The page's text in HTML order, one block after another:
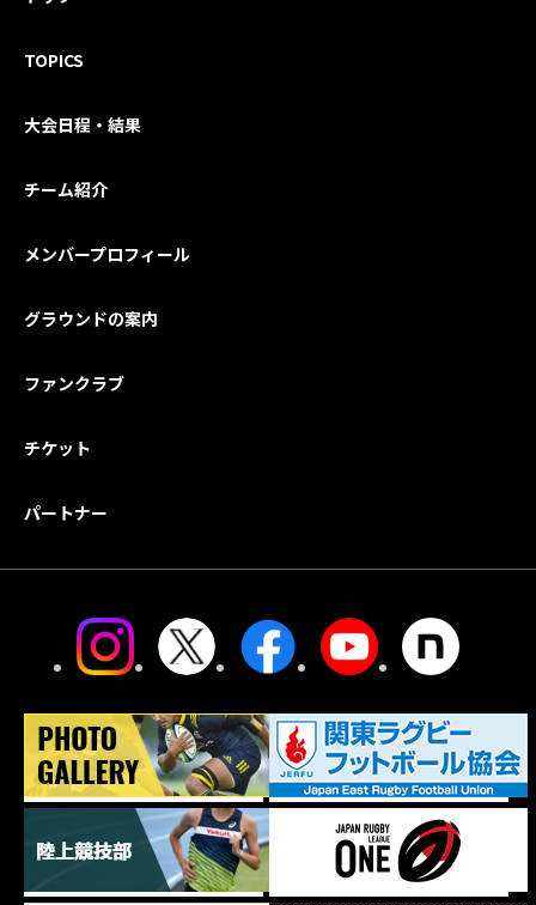
TOPICS
大会日程・結果
チーム紹介
メンバープロフィール
グラウンドの案内
ファンクラブ
チケット
パートナー